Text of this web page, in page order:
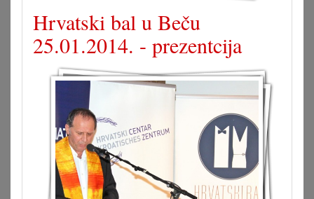
Hrvatski bal u Beču
25.01.2014. - prezentcija